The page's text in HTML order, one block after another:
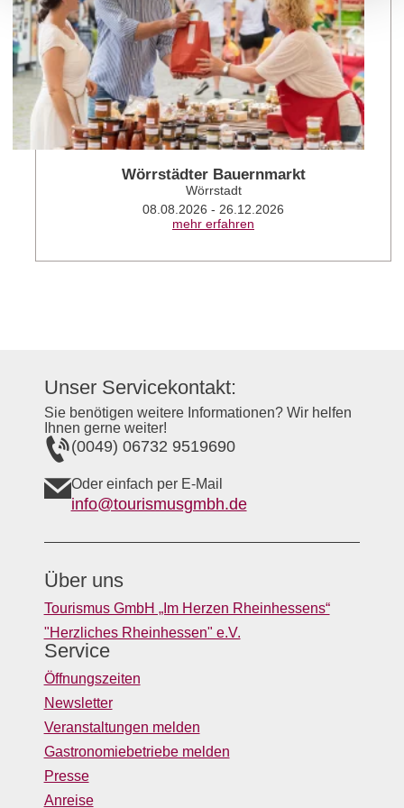
Wörrstädter Bauernmarkt
Wörrstadt
08.08.2026 - 26.12.2026
mehr erfahren
Unser Servicekontakt:
Sie benötigen weitere Informationen? Wir helfen
Ihnen gerne weiter!
(0049) 06732 9519690
Oder einfach per E-Mail
info@tourismusgmbh.de
Über uns
Tourismus GmbH „Im Herzen Rheinhessens“
"Herzliches Rheinhessen" e.V.
Service
Öffnungszeiten
Newsletter
Veranstaltungen melden
Gastronomiebetriebe melden
Presse
Anreise